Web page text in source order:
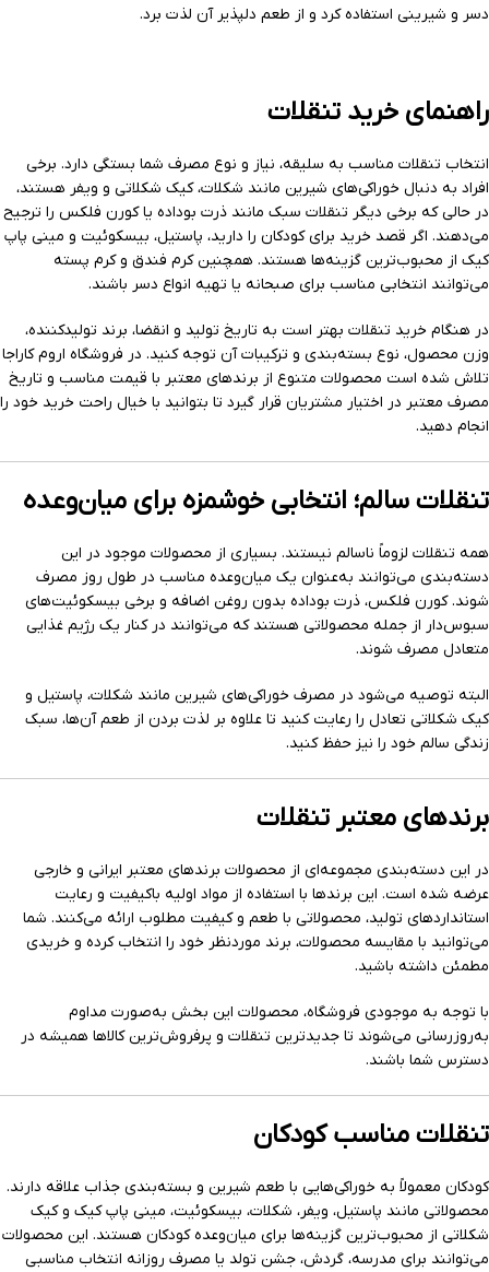
دسر و شیرینی استفاده کرد و از طعم دلپذیر آن لذت برد.
راهنمای خرید تنقلات
انتخاب تنقلات مناسب به سلیقه، نیاز و نوع مصرف شما بستگی دارد. برخی
افراد به دنبال خوراکی‌های شیرین مانند شکلات، کیک شکلاتی و ویفر هستند،
در حالی که برخی دیگر تنقلات سبک مانند ذرت بوداده یا کورن فلکس را ترجیح
می‌دهند. اگر قصد خرید برای کودکان را دارید، پاستیل، بیسکوئیت و مینی پاپ
کیک از محبوب‌ترین گزینه‌ها هستند. همچنین کرم فندق و کرم پسته
می‌توانند انتخابی مناسب برای صبحانه یا تهیه انواع دسر باشند.
در هنگام خرید تنقلات بهتر است به تاریخ تولید و انقضا، برند تولیدکننده،
وزن محصول، نوع بسته‌بندی و ترکیبات آن توجه کنید. در فروشگاه اروم کاراجا
تلاش شده است محصولات متنوع از برندهای معتبر با قیمت مناسب و تاریخ
مصرف معتبر در اختیار مشتریان قرار گیرد تا بتوانید با خیال راحت خرید خود را
انجام دهید.
تنقلات سالم؛ انتخابی خوشمزه برای میان‌وعده
همه تنقلات لزوماً ناسالم نیستند. بسیاری از محصولات موجود در این
دسته‌بندی می‌توانند به‌عنوان یک میان‌وعده مناسب در طول روز مصرف
شوند. کورن فلکس، ذرت بوداده بدون روغن اضافه و برخی بیسکوئیت‌های
سبوس‌دار از جمله محصولاتی هستند که می‌توانند در کنار یک رژیم غذایی
متعادل مصرف شوند.
البته توصیه می‌شود در مصرف خوراکی‌های شیرین مانند شکلات، پاستیل و
کیک شکلاتی تعادل را رعایت کنید تا علاوه بر لذت بردن از طعم آن‌ها، سبک
زندگی سالم خود را نیز حفظ کنید.
برندهای معتبر تنقلات
در این دسته‌بندی مجموعه‌ای از محصولات برندهای معتبر ایرانی و خارجی
عرضه شده است. این برندها با استفاده از مواد اولیه باکیفیت و رعایت
استانداردهای تولید، محصولاتی با طعم و کیفیت مطلوب ارائه می‌کنند. شما
می‌توانید با مقایسه محصولات، برند موردنظر خود را انتخاب کرده و خریدی
مطمئن داشته باشید.
با توجه به موجودی فروشگاه، محصولات این بخش به‌صورت مداوم
به‌روزرسانی می‌شوند تا جدیدترین تنقلات و پرفروش‌ترین کالاها همیشه در
دسترس شما باشند.
تنقلات مناسب کودکان
کودکان معمولاً به خوراکی‌هایی با طعم شیرین و بسته‌بندی جذاب علاقه دارند.
محصولاتی مانند پاستیل، ویفر، شکلات، بیسکوئیت، مینی پاپ کیک و کیک
شکلاتی از محبوب‌ترین گزینه‌ها برای میان‌وعده کودکان هستند. این محصولات
می‌توانند برای مدرسه، گردش، جشن تولد یا مصرف روزانه انتخاب مناسبی